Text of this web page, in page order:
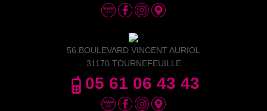
56 BOULEVARD VINCENT AURIOL
31170 TOURNEFEUILLE
05 61 06 43 43